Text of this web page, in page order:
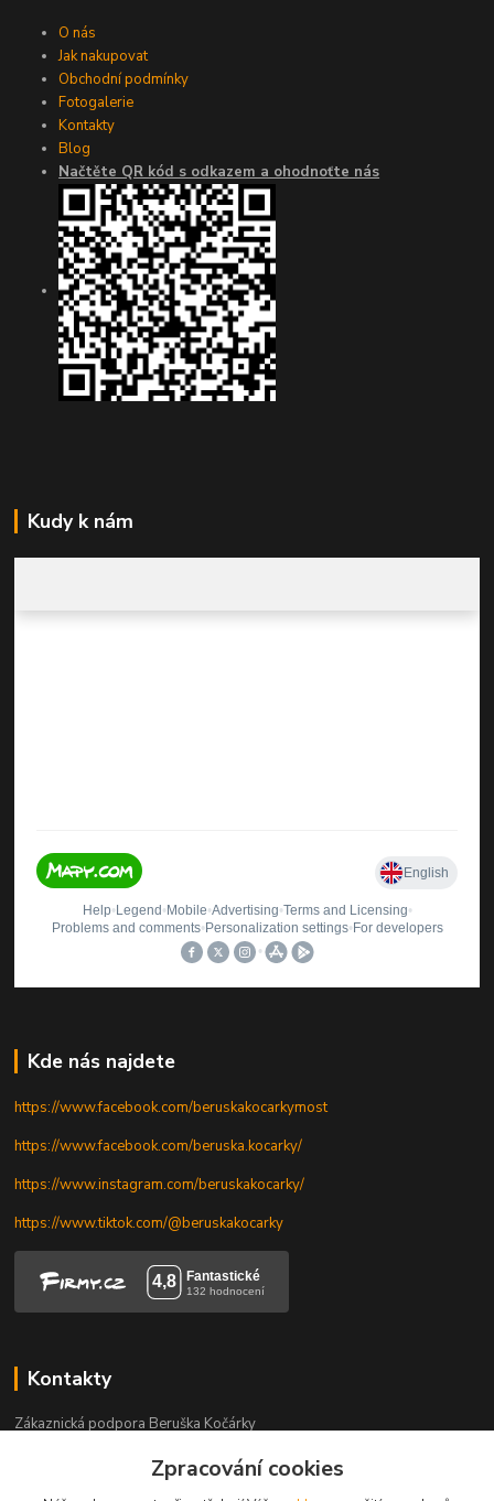
O nás
Jak nakupovat
Obchodní podmínky
Fotogalerie
Kontakty
Blog
Načtěte QR kód s odkazem a ohodnoťte nás
Kudy k nám
Kde nás najdete
https://www.facebook.com/beruskakocarkymost
https://www.facebook.com/beruska.kocarky/
https://www.instagram.com/beruskakocarky/
https://www.tiktok.com/@beruskakocarky
Kontakty
Zákaznická podpora Beruška Kočárky
Po-Pá 9-17.30 h, So 9-11.30 hZpracování cookies